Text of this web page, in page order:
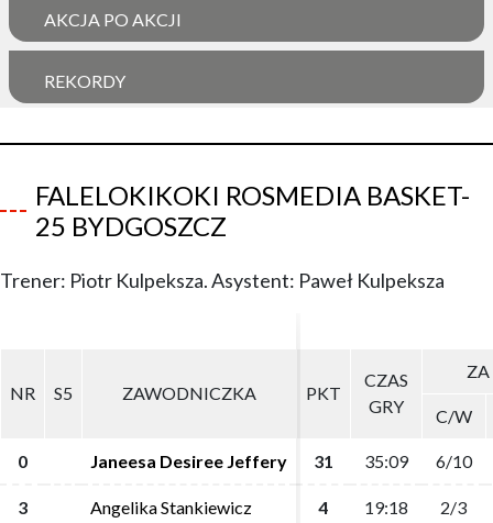
AKCJA PO AKCJI
REKORDY
FALELOKIKOKI ROSMEDIA BASKET-
25 BYDGOSZCZ
Trener: Piotr Kulpeksza. Asystent: Paweł Kulpeksza
NR S5 ZAWODNICZKA PKT
CZAS
GRY
ZA
C/W
0 Janeesa Desiree Jeffery 31 35:09 6/10
3 Angelika Stankiewicz 4 19:18 2/3
NR S5 ZAWODNICZKA PKT
CZAS
GRY
ZA
C/W
0 Janeesa Desiree Jeffery 31 35:09 6/10
3 Angelika Stankiewicz 4 19:18 2/3